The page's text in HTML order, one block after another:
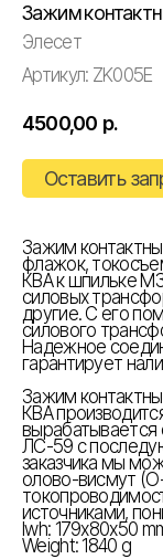
Зажим
Элесет
Артикул: ZK005E
4500,00 р.
Оставить
Зажим
флажок,
КВА к шпильке
силовых
другие. С его
силового
Надежное
гарантирует
Зажим
КВА
вырабатывается
ЛС-59 с
заказчика мы
олово-висмут
источниками,
lwh: 179x80x50
Weight: 1840 g